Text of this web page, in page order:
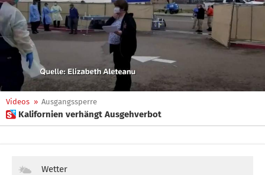
Videos » Ausgangssperre
 Kalifornien verhängt Ausgehverbot
Wetter